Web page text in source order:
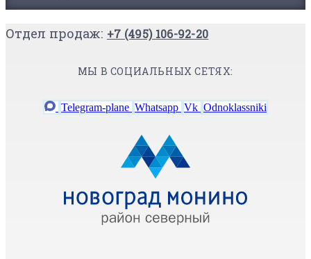
Отдел продаж: +7 (495) 106-92-20
МЫ В СОЦИАЛЬНЫХ СЕТЯХ:
Telegram-plane Whatsapp Vk Odnoklassniki